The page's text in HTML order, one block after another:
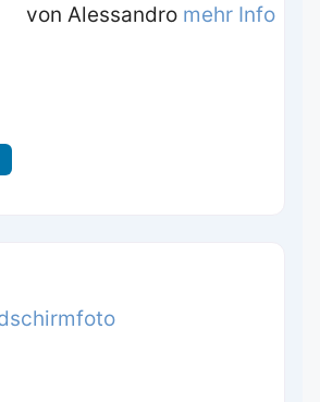
von Alessandro mehr Info